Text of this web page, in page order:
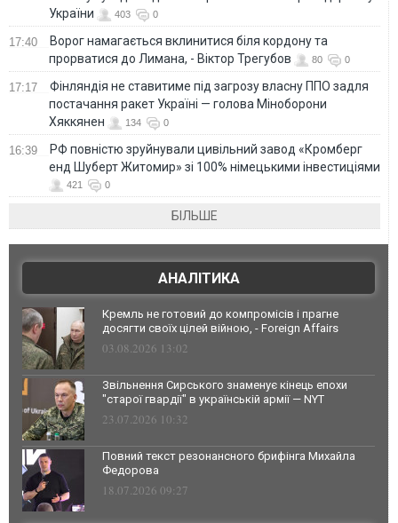
України
403 0
17:40
Ворог намагається вклинитися біля кордону та
прорватися до Лимана, - Віктор Трегубов
80 0
17:17
Фінляндія не ставитиме під загрозу власну ППО задля
постачання ракет Україні — голова Міноборони
Хяккянен
134 0
16:39
РФ повністю зруйнували цивільний завод «Кромберг
енд Шуберт Житомир» зі 100% німецькими інвестиціями
421 0
БІЛЬШЕ
АНАЛІТИКА
Кремль не готовий до компромісів і прагне
досягти своїх цілей війною, - Foreign Affairs
03.08.2026 13:02
Звільнення Сирського знаменує кінець епохи
"старої гвардії" в українській армії — NYT
23.07.2026 10:32
Повний текст резонансного брифінга Михайла
Федорова
18.07.2026 09:27